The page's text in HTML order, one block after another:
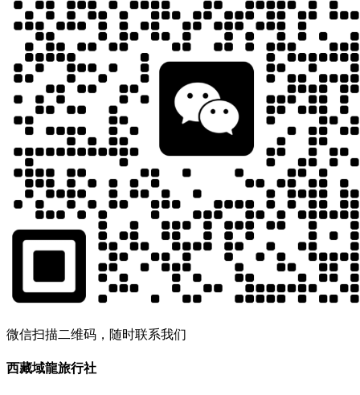
微信扫描二维码，随时联系我们
西藏域龍旅行社